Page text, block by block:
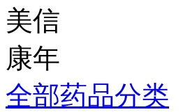
全部药品分类